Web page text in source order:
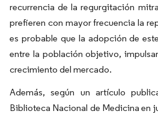
recurrencia de la regurgitación
prefieren con mayor frecuencia la
es probable que la adopción de
entre la población objetivo,
crecimiento del mercado.
Además, según un artículo
Biblioteca Nacional de Medicina en